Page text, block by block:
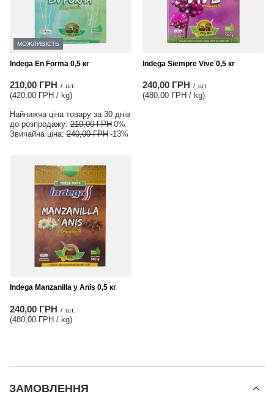
МОЖЛИВІСТЬ
Indega En Forma 0,5 кг
210,00 ГРН / шт.
(420,00 ГРН / kg)
Найнижча ціна товару за 30 днів
до розпродажу: 210,00 ГРН 0%
Звичайна ціна: 240,00 ГРН -13%
Indega Siempre Vive 0,5 кг
240,00 ГРН / шт.
(480,00 ГРН / kg)
Indega Manzanilla y Anis 0,5 кг
240,00 ГРН / шт.
(480,00 ГРН / kg)
ЗАМОВЛЕННЯ